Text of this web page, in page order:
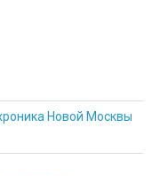
Новой Москвы